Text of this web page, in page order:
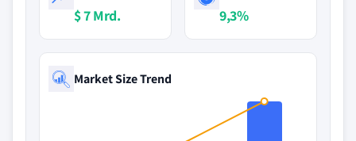
$ 7 Mrd. 9,3%
Market Size Trend